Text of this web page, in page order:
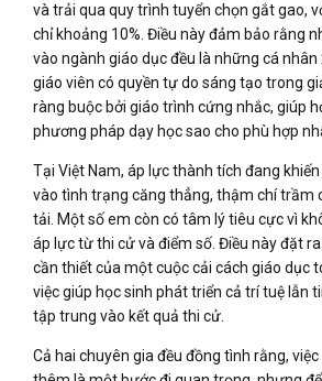
và trải qua quy trình tuyển chọn gắt gao,
chỉ khoảng 10%. Điều này đảm bảo rằng
vào ngành giáo dục đều là những cá nhân
giáo viên có quyền tự do sáng tạo trong
ràng buộc bởi giáo trình cứng nhắc, giúp
phương pháp dạy học sao cho phù hợp
Tại Việt Nam, áp lực thành tích đang
vào tình trạng căng thẳng, thậm chí trầm
tải. Một số em còn có tâm lý tiêu cực vì
áp lực từ thi cử và điểm số. Điều này đặt
cần thiết của một cuộc cải cách giáo dục
việc giúp học sinh phát triển cả trí tuệ lẫn
tập trung vào kết quả thi cử.
Cả hai chuyên gia đều đồng tình rằng,